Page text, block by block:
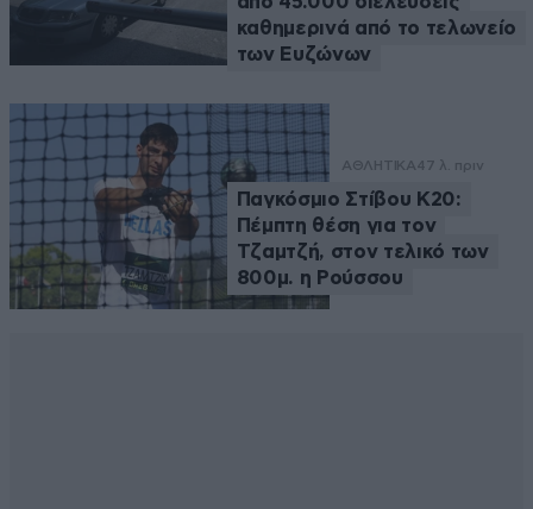
καθημερινά από το τελωνείο
των Ευζώνων
ΑΘΛΗΤΙΚΑ47 λ. πριν
Παγκόσμιο Στίβου Κ20:
Πέμπτη θέση για τον
Τζαμτζή, στον τελικό των
800μ. η Ρούσσου